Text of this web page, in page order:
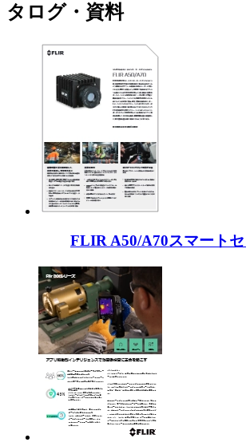
タログ・資料
FLIR A50/A70スマート